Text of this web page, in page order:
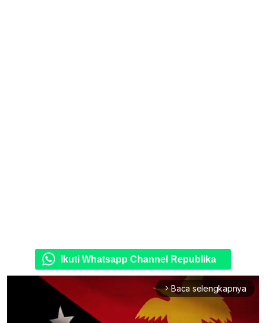
Ikuti Whatsapp Channel Republika
arrow_forward_ios Baca selengkapnya